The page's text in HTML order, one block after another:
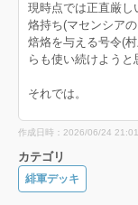
現時点では正直厳し
烙持ち(マセンシア
焙烙を与える号令(
らも使い続けようと
それでは。
作成日時：2026/06/24 21:01
カテゴリ
緋軍デッキ